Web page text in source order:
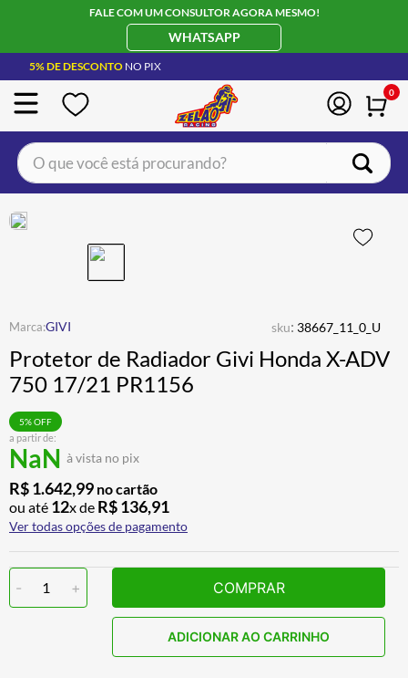
FALE COM UM CONSULTOR AGORA MESMO!
WHATSAPP
5% DE DESCONTO NO PIX
0
O que você está procurando?
GIVI sku: 38667_11_0_U
Protetor de Radiador Givi Honda X-ADV
750 17/21 PR1156
a partir de:
NaN à vista no pix
5% OFF
R$1.642,99 no cartão
ou até 12x de R$136,91
Ver todas opções de pagamento
- 1 + COMPRAR
ADICIONAR AO CARRINHO
BOTA
4º ÓCULOS SOLAR
5º LUVA
6º ALPINESTAR
7º
8 º CALÇA
9 º AIROH
10º BOTAS